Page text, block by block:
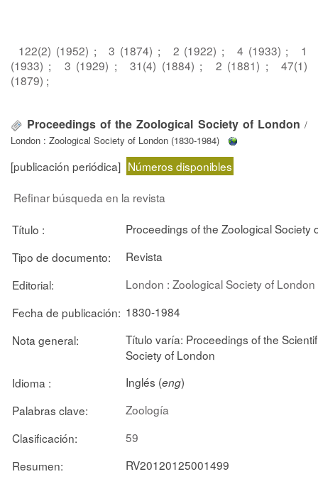
122(2) (1952) ; 3 (1874) ; 2 (1922) ; 4 (1933) ;
1
(1933) ; 3 (1929) ; 31(4) (1884) ; 2 (1881) ;
47(1)
(1879) ;
Proceedings of the Zoological Society of London /
London : Zoological Society of London (1830-1984)
[publicación periódica] Números disponibles
Refinar búsqueda en la revista
Título :
Proceedings of the Zoological Society
Tipo de documento:
Revista
Editorial:
London : Zoological Society of London
Fecha de publicación: 1830-1984
Nota general:
Título varía: Proceedings of the
Society of London
Idioma :
Inglés (eng)
Palabras clave:
Zoología
Clasificación:
59
Resumen:
RV20120125001499